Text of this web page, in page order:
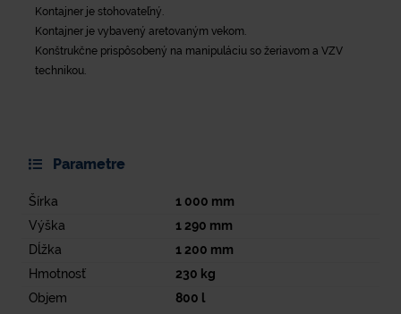
Kontajner je stohovateľný.
Kontajner je vybavený aretovaným vekom.
Konštrukčne prispôsobený na manipuláciu so žeriavom a VZV
technikou.
Parametre
Šírka 1 000 mm
Výška
1 290 mm
Dĺžka
1 200 mm
Hmotnosť
230 kg
Objem
800 l